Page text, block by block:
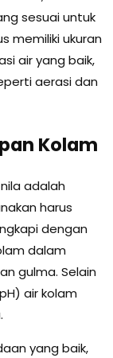
sesuai untuk
memiliki ukuran
air yang baik,
aerasi dan
Kolam
adalah
harus
dengan
dalam
gulma. Selain
air kolam
yang baik,